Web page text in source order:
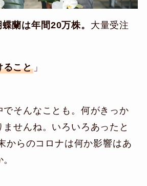
蘭は年間20万株。 大量受注
ること 」
でそんなことも。何がきっか
せんね。いろいろあったと
からのコロナは何か影響はあ